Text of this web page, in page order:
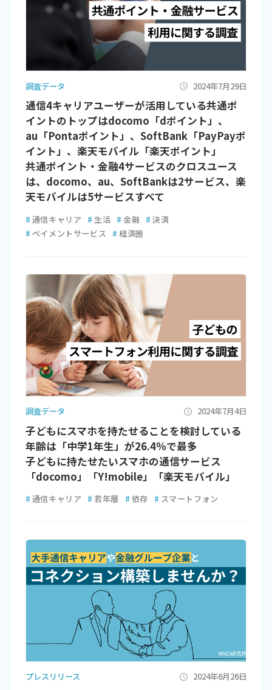
調査データ 2024年7月29日
通信4キャリアユーザーが活用している共通ポ
イントのトップはdocomo「dポイント」、
au「Pontaポイント」、SoftBank「PayPayポ
イント」、楽天モバイル「楽天ポイント」
共通ポイント・金融4サービスのクロスユース
は、docomo、au、SoftBankは2サービス、楽
天モバイルは5サービスすべて
# 通信キャリア # 生活 # 金融 # 決済
# ペイメントサービス # 経済圏
調査データ 2024年7月4日
子どもにスマホを持たせることを検討している
年齢は「中学1年生」が26.4％で最多
子どもに持たせたいスマホの通信サービス
「docomo」「Y!mobile」「楽天モバイル」
# 通信キャリア # 若年層 # 依存 # スマートフォン
プレスリリース 2024年6月26日